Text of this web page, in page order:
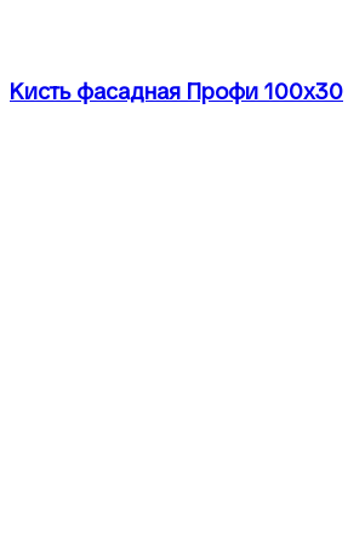
Кисть фасадная Профи 100х30